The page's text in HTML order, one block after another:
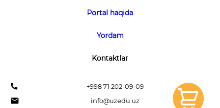
Portal haqida
Yordam
Kontaktlar
+998 71 202-09-09
info@uzedu.uz